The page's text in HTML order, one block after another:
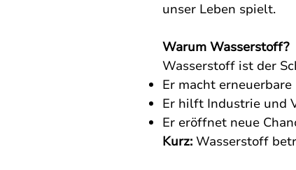
unser Leben spielt.
Warum Wasserstoff?
Wasserstoff ist der
Er macht
Er hilft Industrie und
Er eröffnet neue
Kurz: Wasserstoff